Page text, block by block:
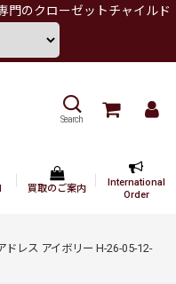
門のクローゼットチャイルド
Search
買取のご案内
International
Order
レス アイボリー H-26-05-12-